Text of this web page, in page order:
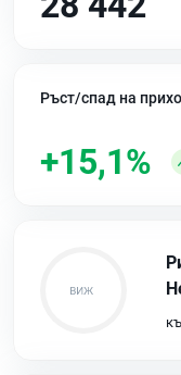
Ръст/спад на
+15,1%